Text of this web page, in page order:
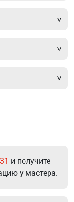
и получите
у мастера.